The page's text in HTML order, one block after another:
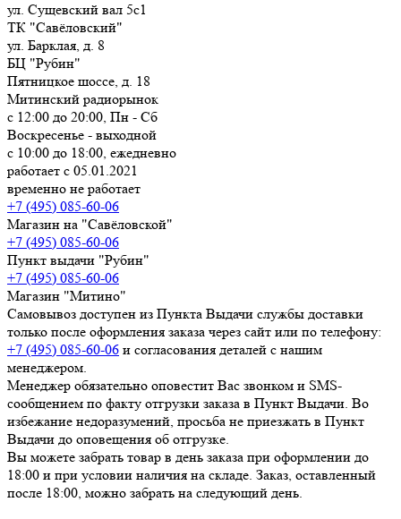
ул. Сущевский вал 5с1
ТК "Савёловский"
ул. Барклая, д. 8
БЦ "Рубин"
Пятницкое шоссе, д. 18
Митинский радиорынок
с 12:00 до 20:00, Пн - Сб
Воскресенье - выходной
с 10:00 до 18:00, ежедневно
работает с 05.01.2021
временно не работает
+7 (495) 085-60-06
Магазин на "Савёловской"
+7 (495) 085-60-06
Пункт выдачи "Рубин"
+7 (495) 085-60-06
Магазин "Митино"
Самовывоз доступен из Пункта Выдачи службы доставки
только после оформления заказа через сайт или по телефону:
+7 (495) 085-60-06 и согласования деталей с нашим
менеджером.
Менеджер обязательно оповестит Вас звонком и SMS-
сообщением по факту отгрузки заказа в Пункт Выдачи. Во
избежание недоразумений, просьба не приезжать в Пункт
Выдачи до оповещения об отгрузке.
Вы можете забрать товар в день заказа при оформлении до
18:00 и при условии наличия на складе. Заказ, оставленный
после 18:00, можно забрать на следующий день.